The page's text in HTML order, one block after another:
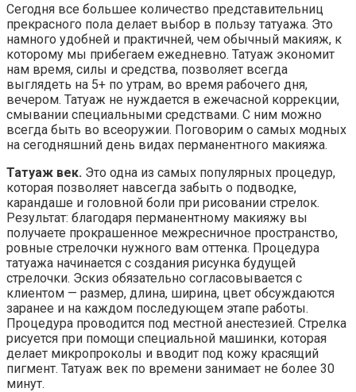
Сегодня все большее количество представительниц
прекрасного пола делает выбор в пользу татуажа. Это
намного удобней и практичней, чем обычный макияж, к
которому мы прибегаем ежедневно. Татуаж экономит
нам время, силы и средства, позволяет всегда
выглядеть на 5+ по утрам, во время рабочего дня,
вечером. Татуаж не нуждается в ежечасной коррекции,
смывании специальными средствами. С ним можно
всегда быть во всеоружии. Поговорим о самых модных
на сегодняшний день видах перманентного макияжа.
Татуаж век. Это одна из самых популярных процедур,
которая позволяет навсегда забыть о подводке,
карандаше и головной боли при рисовании стрелок.
Результат: благодаря перманентному макияжу вы
получаете прокрашенное межресничное пространство,
ровные стрелочки нужного вам оттенка. Процедура
татуажа начинается с создания рисунка будущей
стрелочки. Эскиз обязательно согласовывается с
клиентом — размер, длина, ширина, цвет обсуждаются
заранее и на каждом последующем этапе работы.
Процедура проводится под местной анестезией. Стрелка
рисуется при помощи специальной машинки, которая
делает микропроколы и вводит под кожу красящий
пигмент. Татуаж век по времени занимает не более 30
минут.